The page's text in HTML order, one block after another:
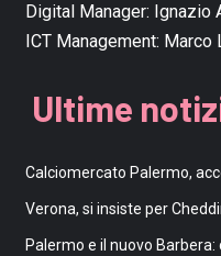
Digital Manager: Ignazio
ICT Management: Marco
Ultime
Calciomercato Palermo,
Verona, si insiste per
Palermo e il nuovo